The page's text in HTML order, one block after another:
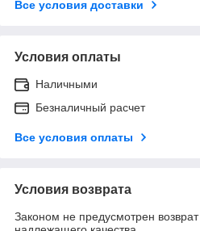
Все условия доставки
Условия оплаты
Наличными
Безналичный расчет
Все условия оплаты
Условия возврата
Законом не предусмотрен